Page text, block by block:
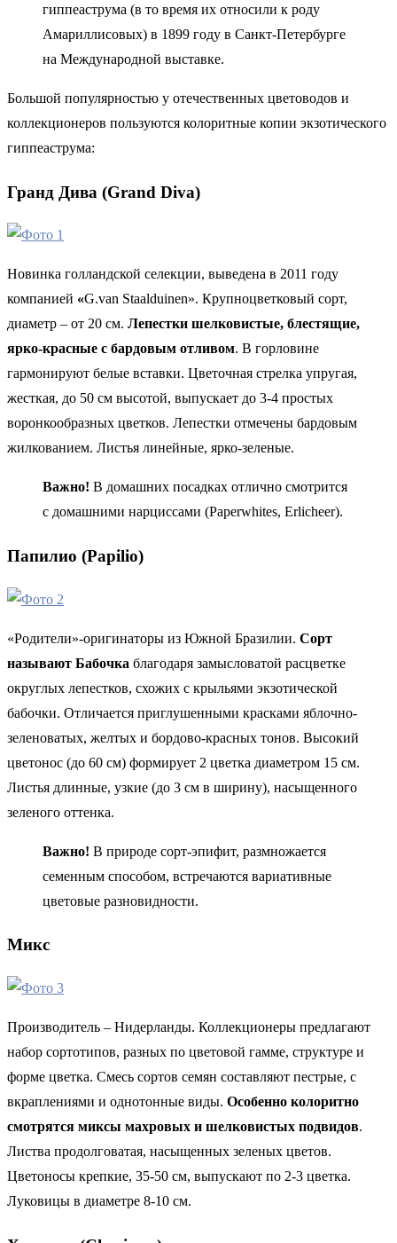
гиппеаструма (в то время их относили к роду
Амариллисовых) в 1899 году в Санкт-Петербурге
на Международной выставке.
Большой популярностью у отечественных цветоводов и
коллекционеров пользуются колоритные копии экзотического
гиппеаструма:
Гранд Дива (Grand Diva)
Новинка голландской селекции, выведена в 2011 году
компанией «G.van Staalduinen». Крупноцветковый сорт,
диаметр – от 20 см. Лепестки шелковистые, блестящие,
ярко-красные с бардовым отливом. В горловине
гармонируют белые вставки. Цветочная стрелка упругая,
жесткая, до 50 см высотой, выпускает до 3-4 простых
воронкообразных цветков. Лепестки отмечены бардовым
жилкованием. Листья линейные, ярко-зеленые.
Важно! В домашних посадках отлично смотрится
с домашними нарциссами (Paperwhites, Erlicheer).
Папилио (Papilio)
«Родители»-оригинаторы из Южной Бразилии. Сорт
называют Бабочка благодаря замысловатой расцветке
округлых лепестков, схожих с крыльями экзотической
бабочки. Отличается приглушенными красками яблочно-
зеленоватых, желтых и бордово-красных тонов. Высокий
цветонос (до 60 см) формирует 2 цветка диаметром 15 см.
Листья длинные, узкие (до 3 см в ширину), насыщенного
зеленого оттенка.
Важно! В природе сорт-эпифит, размножается
семенным способом, встречаются вариативные
цветовые разновидности.
Микс
Производитель – Нидерланды. Коллекционеры предлагают
набор сортотипов, разных по цветовой гамме, структуре и
форме цветка. Смесь сортов семян составляют пестрые, с
вкраплениями и однотонные виды. Особенно колоритно
смотрятся миксы махровых и шелковистых подвидов.
Листва продолговатая, насыщенных зеленых цветов.
Цветоносы крепкие, 35-50 см, выпускают по 2-3 цветка.
Луковицы в диаметре 8-10 см.